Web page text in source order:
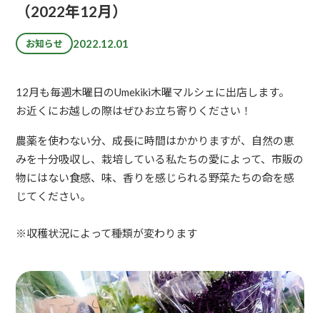
（2022年12月）
お知らせ 2022.12.01
12月も毎週木曜日のUmekiki木曜マルシェに出店します。
お近くにお越しの際はぜひお立ち寄りください！
農薬を使わない分、成長に時間はかかりますが、自然の恵
みを十分吸収し、栽培している私たちの愛によって、市販の
物にはない食感、味、香りを感じられる野菜たちの命を感
じてください。
※収穫状況によって種類が変わります